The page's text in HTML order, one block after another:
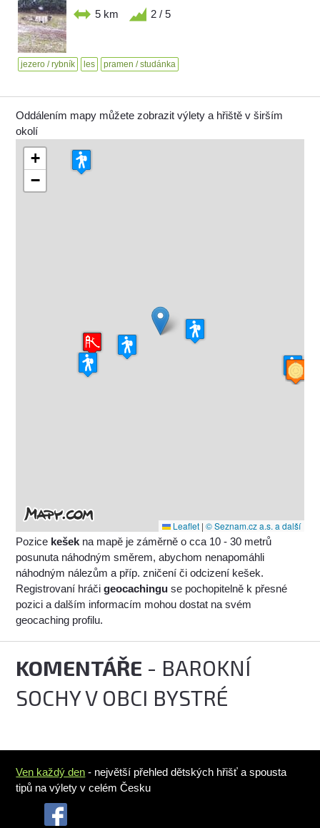
5 km 2 / 5
jezero / rybník les pramen / studánka
Oddálením mapy můžete zobrazit výlety a hřiště v širším
okolí
+
−
Leaflet | © Seznam.cz a.s. a další
Pozice kešek na mapě je záměrně o cca 10 - 30 metrů
posunuta náhodným směrem, abychom nenapomáhli
náhodným nálezům a příp. zničení či odcizení kešek.
Registrovaní hráčigeocachingu se pochopitelně k přesné
pozici a dalším informacím mohou dostat na svém
geocaching profilu.
KOMENTÁŘE - BAROKNÍ
SOCHY V OBCI BYSTRÉ
Ven každý den - největší přehled dětských hřišť a spousta
tipů na výlety v celém Česku